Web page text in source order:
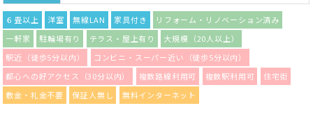
６畳以上 洋室 無線LAN 家具付き
リフォーム・リノベーション済み
一軒家
駐輪場有り テラス・屋上有り
大規模（20人以上）
駅近（徒歩5分以内）
コンビニ・スーパー近い（徒歩5分以内）
都心への好アクセス（30分以内）
複数路線利用可 複数駅利用可
住宅街
敷金・礼金不要
保証人無し 無料インターネット